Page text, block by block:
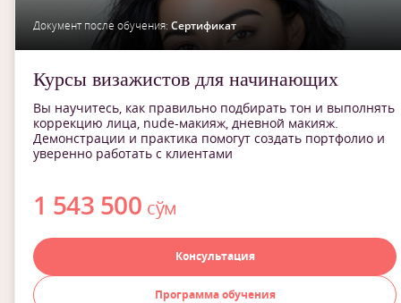
Документ после обучения: Сертификат
Курсы визажистов для начинающих
Вы научитесь, как правильно подбирать тон и выполнять
коррекцию лица, nude-макияж, дневной макияж.
Демонстрации и практика помогут создать портфолио и
уверенно работать с клиентами
1 543 500 сўм
Консультация
Программа обучения